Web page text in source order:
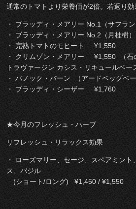
通常のトマトより栄養価が2倍。若返り効
・ ブラッディ・メアリー No.1（サフ
・ ブラッディ・メアリー No.2（月桂
・ 完熟トマトのモヒート ¥1,550
・ クリムゾン・メアリー ¥1,550 （石
トラヴァージン カシス・リキュールベー
・ バノック・バーン （アードベッグベ
・ ブラッディ・シーザー ¥1,760
★今月のフレッシュ・ハーブ
リフレッシュ・リラックス効果
・ ローズマリー、セージ、スペアミント
ス、バジル
(ショート/ロング) ¥1,450 / ¥1,550